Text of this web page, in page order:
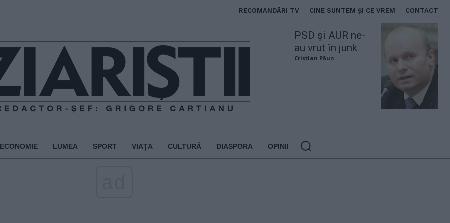
RECOMANDĂRI TV CINE SUNTEM ȘI CE VREM CONTACT
PSD și AUR ne-
au vrut în junk
Cristian Păun
ECONOMIE LUMEA SPORT VIAȚA CULTURĂ DIASPORA OPINII